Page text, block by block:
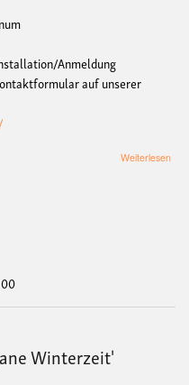
Anmeldung
auf unserer
Weiterlesen
Winterzeit'